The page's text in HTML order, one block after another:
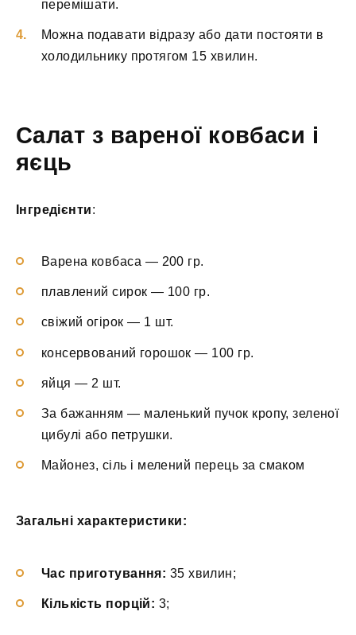
перемішати.
Можна подавати відразу або дати постояти в
холодильнику протягом 15 хвилин.
Салат з вареної ковбаси і
яєць
Інгредієнти:
Варена ковбаса — 200 гр.
плавлений сирок — 100 гр.
свіжий огірок — 1 шт.
консервований горошок — 100 гр.
яйця — 2 шт.
За бажанням — маленький пучок кропу, зеленої
цибулі або петрушки.
Майонез, сіль і мелений перець за смаком
Загальні характеристики:
Час приготування: 35 хвилин;
Кількість порцій: 3;